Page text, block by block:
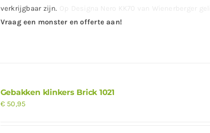
verkrijgbaar zijn.
Vraag een monster en offerte aan!
Gebakken klinkers Brick 1021
€50,95